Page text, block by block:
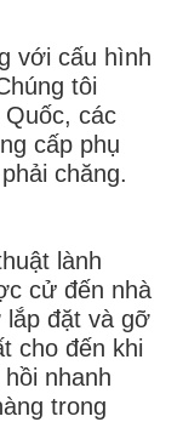
với cấu hình
tôi
các
cấp phụ
chăng.
lành
cử đến nhà
lắp đặt và gỡ
cho đến khi
nhanh
trong